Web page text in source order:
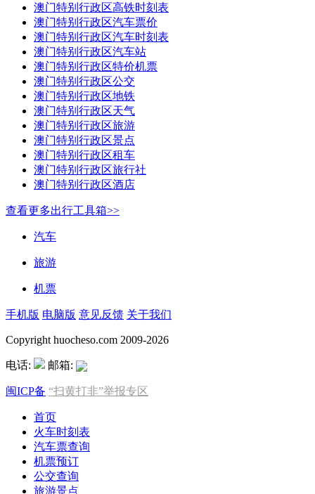
澳门特别行政区高铁时刻表
澳门特别行政区汽车票价
澳门特别行政区汽车时刻表
澳门特别行政区汽车站
澳门特别行政区特价机票
澳门特别行政区公交
澳门特别行政区地铁
澳门特别行政区天气
澳门特别行政区旅游
澳门特别行政区景点
澳门特别行政区租车
澳门特别行政区旅行社
澳门特别行政区酒店
查看更多出行工具箱>>
汽车
旅游
机票
手机版 电脑版 意见反馈 关于我们
Copyright huocheso.com 2009-2026
电话: 邮箱:
闽ICP备 “扫黄打非”举报专区
首页
火车时刻表
汽车票查询
机票预订
公交查询
旅游景点